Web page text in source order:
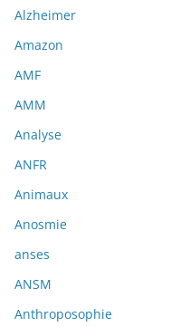
Alzheimer
Amazon
AMF
AMM
Analyse
ANFR
Animaux
Anosmie
anses
ANSM
Anthroposophie